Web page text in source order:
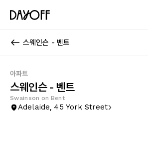
스웨인슨 - 벤트
아파트
스웨인슨 - 벤트
Swainson on Bent
Adelaide, 45 York Street